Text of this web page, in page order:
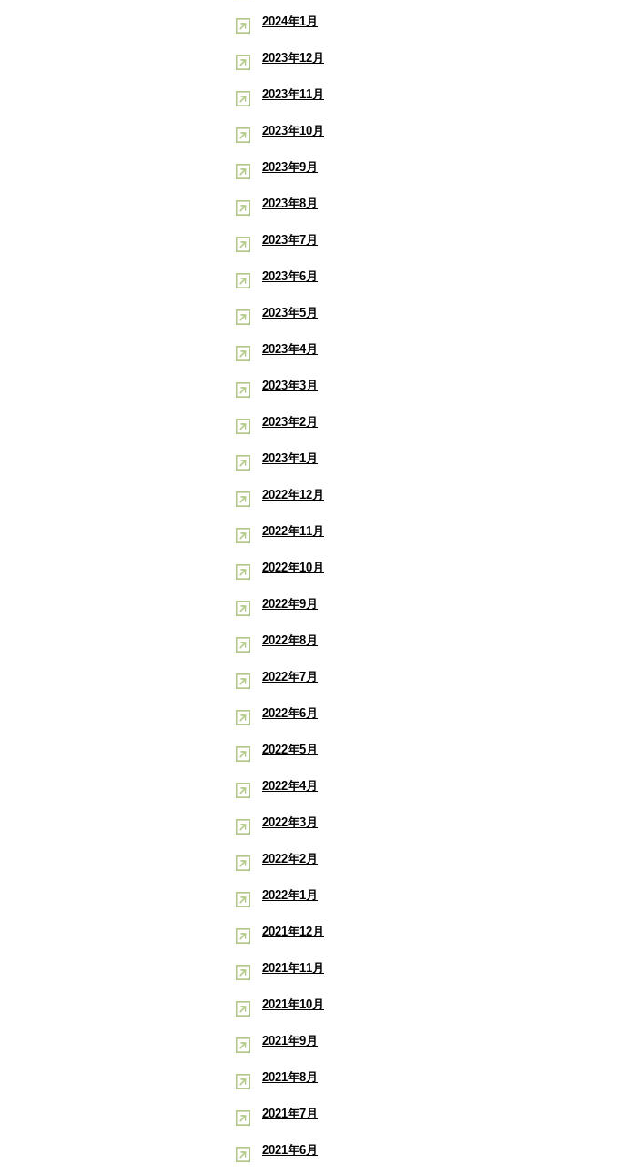
2024年1月
2023年12月
2023年11月
2023年10月
2023年9月
2023年8月
2023年7月
2023年6月
2023年5月
2023年4月
2023年3月
2023年2月
2023年1月
2022年12月
2022年11月
2022年10月
2022年9月
2022年8月
2022年7月
2022年6月
2022年5月
2022年4月
2022年3月
2022年2月
2022年1月
2021年12月
2021年11月
2021年10月
2021年9月
2021年8月
2021年7月
2021年6月